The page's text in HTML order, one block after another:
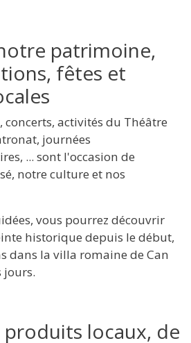
patrimoine,
fêtes et
concerts, activités du Théâtre
journées
... sont l'occasion de
notre culture et nos
vous pourrez découvrir
historique depuis le début,
dans la villa romaine de Can
jours.
produits locaux, de